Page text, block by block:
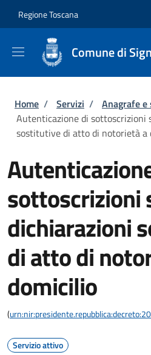
Regione Toscana
Comune di
Briciole di pane
Home / Servizi / Anagrafe
Autenticazione di sottoscrizioni
sostitutive di atto di notorietà a
sottoscrizioni
dichiarazioni
di atto di
domicilio
(
Servizio attivo